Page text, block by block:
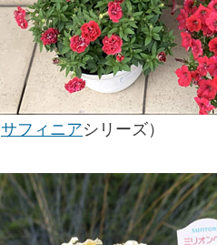
サフィニアシリーズ）